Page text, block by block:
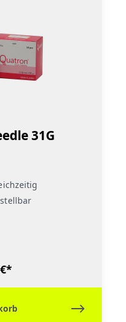
31G